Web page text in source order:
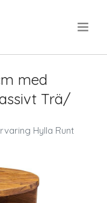
med
Trä/
Hylla Runt